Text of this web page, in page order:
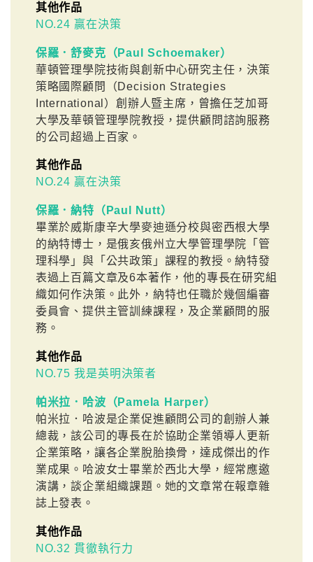
其他作品
NO.24 贏在決策
保羅．舒麥克（Paul Schoemaker）
華頓管理學院技術與創新中心研究主任，決策
策略國際顧問（Decision Strategies
International）創辦人暨主席，曾擔任芝加哥
大學及華頓管理學院教授，提供顧問諮詢服務
的公司超過上百家。
其他作品
NO.24 贏在決策
保羅．納特（Paul Nutt）
畢業於威斯康辛大學麥迪遜分校與密西根大學
的納特博士，是俄亥俄州立大學管理學院「管
理科學」與「公共政策」課程的教授。納特發
表過上百篇文章及6本著作，他的專長在研究組
織如何作決策。此外，納特也任職於幾個編審
委員會、提供主管訓練課程，及企業顧問的服
務。
其他作品
NO.75 我是英明決策者
帕米拉．哈波（Pamela Harper）
帕米拉．哈波是企業促進顧問公司的創辦人兼
總裁，該公司的專長在於協助企業領導人更新
企業策略，讓各企業脫胎換骨，達成傑出的作
業成果。哈波女士畢業於西北大學，經常應邀
演講，談企業組織課題。她的文章常在報章雜
誌上發表。
其他作品
NO.32 貫徹執行力